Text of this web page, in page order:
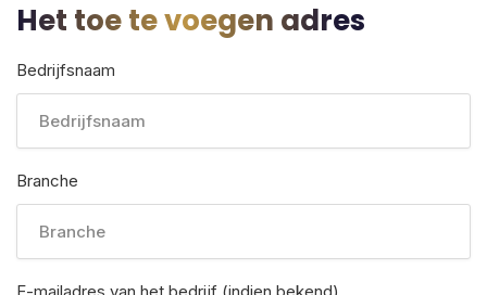
Het toe te voegen adres
Bedrijfsnaam
Branche